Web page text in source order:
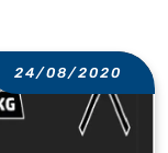
24/08/2020